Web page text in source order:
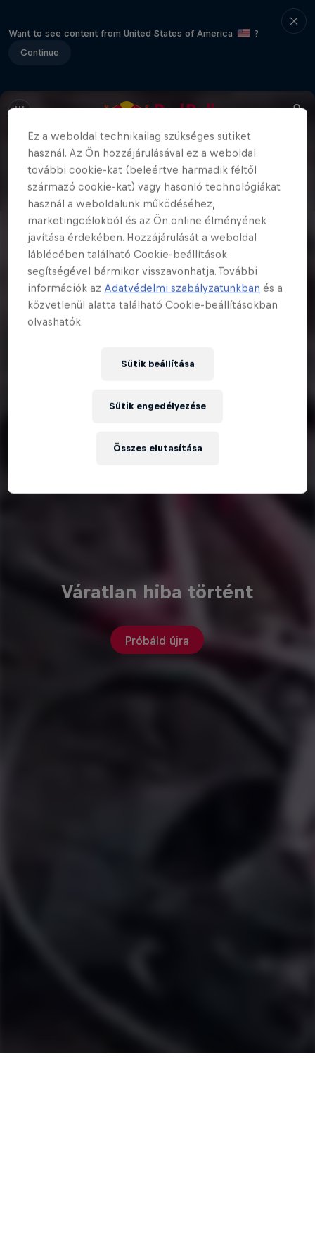
Want to see content from United States of America
?
Continue
Váratlan hiba történt
Próbáld újra
Ez a weboldal technikailag szükséges sütiket
használ. Az Ön hozzájárulásával ez a weboldal
további cookie-kat (beleértve harmadik féltől
származó cookie-kat) vagy hasonló technológiákat
használ a weboldalunk működéséhez,
marketingcélokból és az Ön online élményének
javítása érdekében. Hozzájárulását a weboldal
láblécében található Cookie-beállítások
segítségével bármikor visszavonhatja. További
információk az Adatvédelmi szabályzatunkban és a
közvetlenül alatta található Cookie-beállításokban
olvashatók.
Sütik beállítása
Összes elutasítása
Sütik engedélyezése